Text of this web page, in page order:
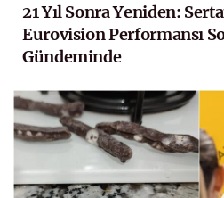
21 Yıl Sonra Yeniden:
Eurovision Performansı
Gündeminde